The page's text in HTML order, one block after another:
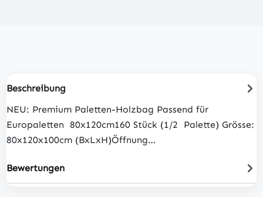
Beschreibung
NEU: Premium Paletten-Holzbag Passend für
Europaletten 80x120cm160 Stück (1/2 Palette) Grösse:
80x120x100cm (BxLxH)Öffnung…
Bewertungen